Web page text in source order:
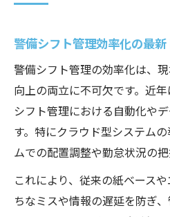
警備シフト管理効率化の最
警備シフト管理の効率化は、
向上の両立に不可欠です。近年
シフト管理における自動化や
す。特にクラウド型システム
ムでの配置調整や勤怠状況の
これにより、従来の紙ベース
ちなミスや情報の遅延を防ぎ